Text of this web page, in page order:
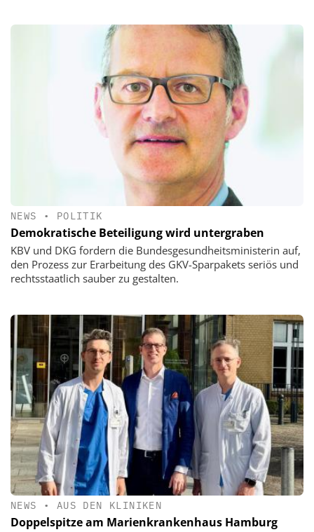
NEWS • POLITIK
Demokratische Beteiligung wird untergraben
KBV und DKG fordern die Bundesgesundheitsministerin auf,
den Prozess zur Erarbeitung des GKV-Sparpakets seriös und
rechtsstaatlich sauber zu gestalten.
NEWS • AUS DEN KLINIKEN
Doppelspitze am Marienkrankenhaus Hamburg